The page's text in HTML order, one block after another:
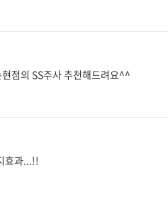
점의 SS주사 추천해드려요^^
효과...!!